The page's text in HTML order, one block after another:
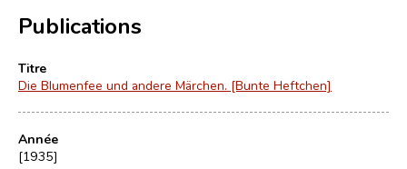
Publications
Titre
Die Blumenfee und andere Märchen. [Bunte Heftchen]
Année
[1935]